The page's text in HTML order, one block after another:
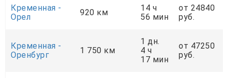
Кременная -
Орел
920 км
14 ч
56 мин
от 24840
руб.
Кременная -
Оренбург
1 750 км
1 дн.
4 ч
17 мин
от 47250
руб.